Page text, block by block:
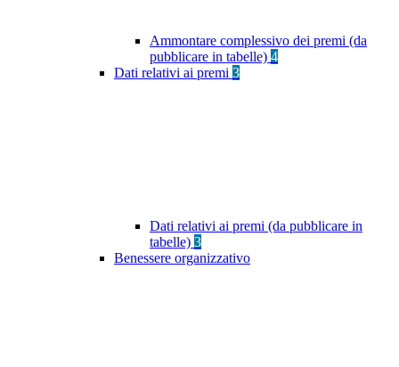
Ammontare complessivo dei premi (da
pubblicare in tabelle) 4
Dati relativi ai premi 3
Dati relativi ai premi (da pubblicare in
tabelle) 3
Benessere organizzativo